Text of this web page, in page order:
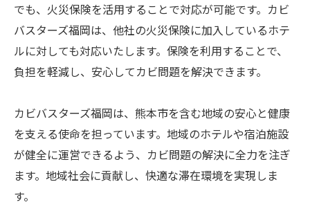
でも、火災保険を活用することで対応が可能です。カビ
バスターズ福岡は、他社の火災保険に加入しているホテ
ルに対しても対応いたします。保険を利用することで、
負担を軽減し、安心してカビ問題を解決できます。
カビバスターズ福岡は、熊本市を含む地域の安心と健康
を支える使命を担っています。地域のホテルや宿泊施設
が健全に運営できるよう、カビ問題の解決に全力を注ぎ
ます。地域社会に貢献し、快適な滞在環境を実現しま
す。